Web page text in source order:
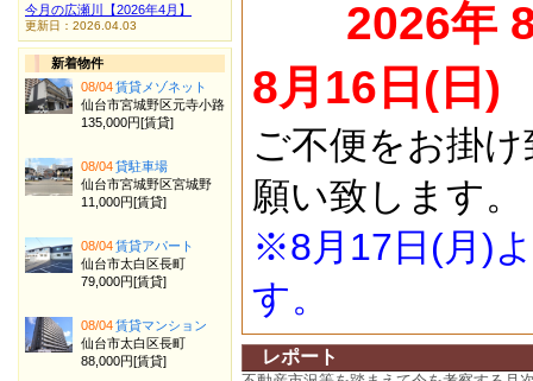
2026年
8月16日(日)
ご不便をお掛
願い致します。
※8月17日(月)
す。
レポート
今月の広瀬川【2026年4月】
更新日：2026.04.03
新着物件
08/04賃貸メゾネット
仙台市宮城野区元寺小路
135,000円[賃貸]
08/04貸駐車場
仙台市宮城野区宮城野
11,000円[賃貸]
08/04賃貸アパート
仙台市太白区長町
79,000円[賃貸]
08/04賃貸マンション
仙台市太白区長町
88,000円[賃貸]